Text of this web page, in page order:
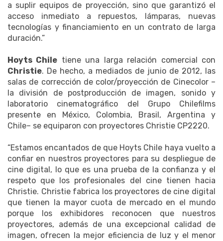
a suplir equipos de proyección, sino que garantizó el
acceso inmediato a repuestos, lámparas, nuevas
tecnologías y financiamiento en un contrato de larga
duración.”
Hoyts Chile tiene una larga relación comercial con
Christie. De hecho, a mediados de junio de 2012, las
salas de corrección de color/proyección de Cinecolor –
la división de postproducción de imagen, sonido y
laboratorio cinematográfico del Grupo Chilefilms
presente en México, Colombia, Brasil, Argentina y
Chile– se equiparon con proyectores Christie CP2220.
“Estamos encantados de que Hoyts Chile haya vuelto a
confiar en nuestros proyectores para su despliegue de
cine digital, lo que es una prueba de la confianza y el
respeto que los profesionales del cine tienen hacia
Christie. Christie fabrica los proyectores de cine digital
que tienen la mayor cuota de mercado en el mundo
porque los exhibidores reconocen que nuestros
proyectores, además de una excepcional calidad de
imagen, ofrecen la mejor eficiencia de luz y el menor